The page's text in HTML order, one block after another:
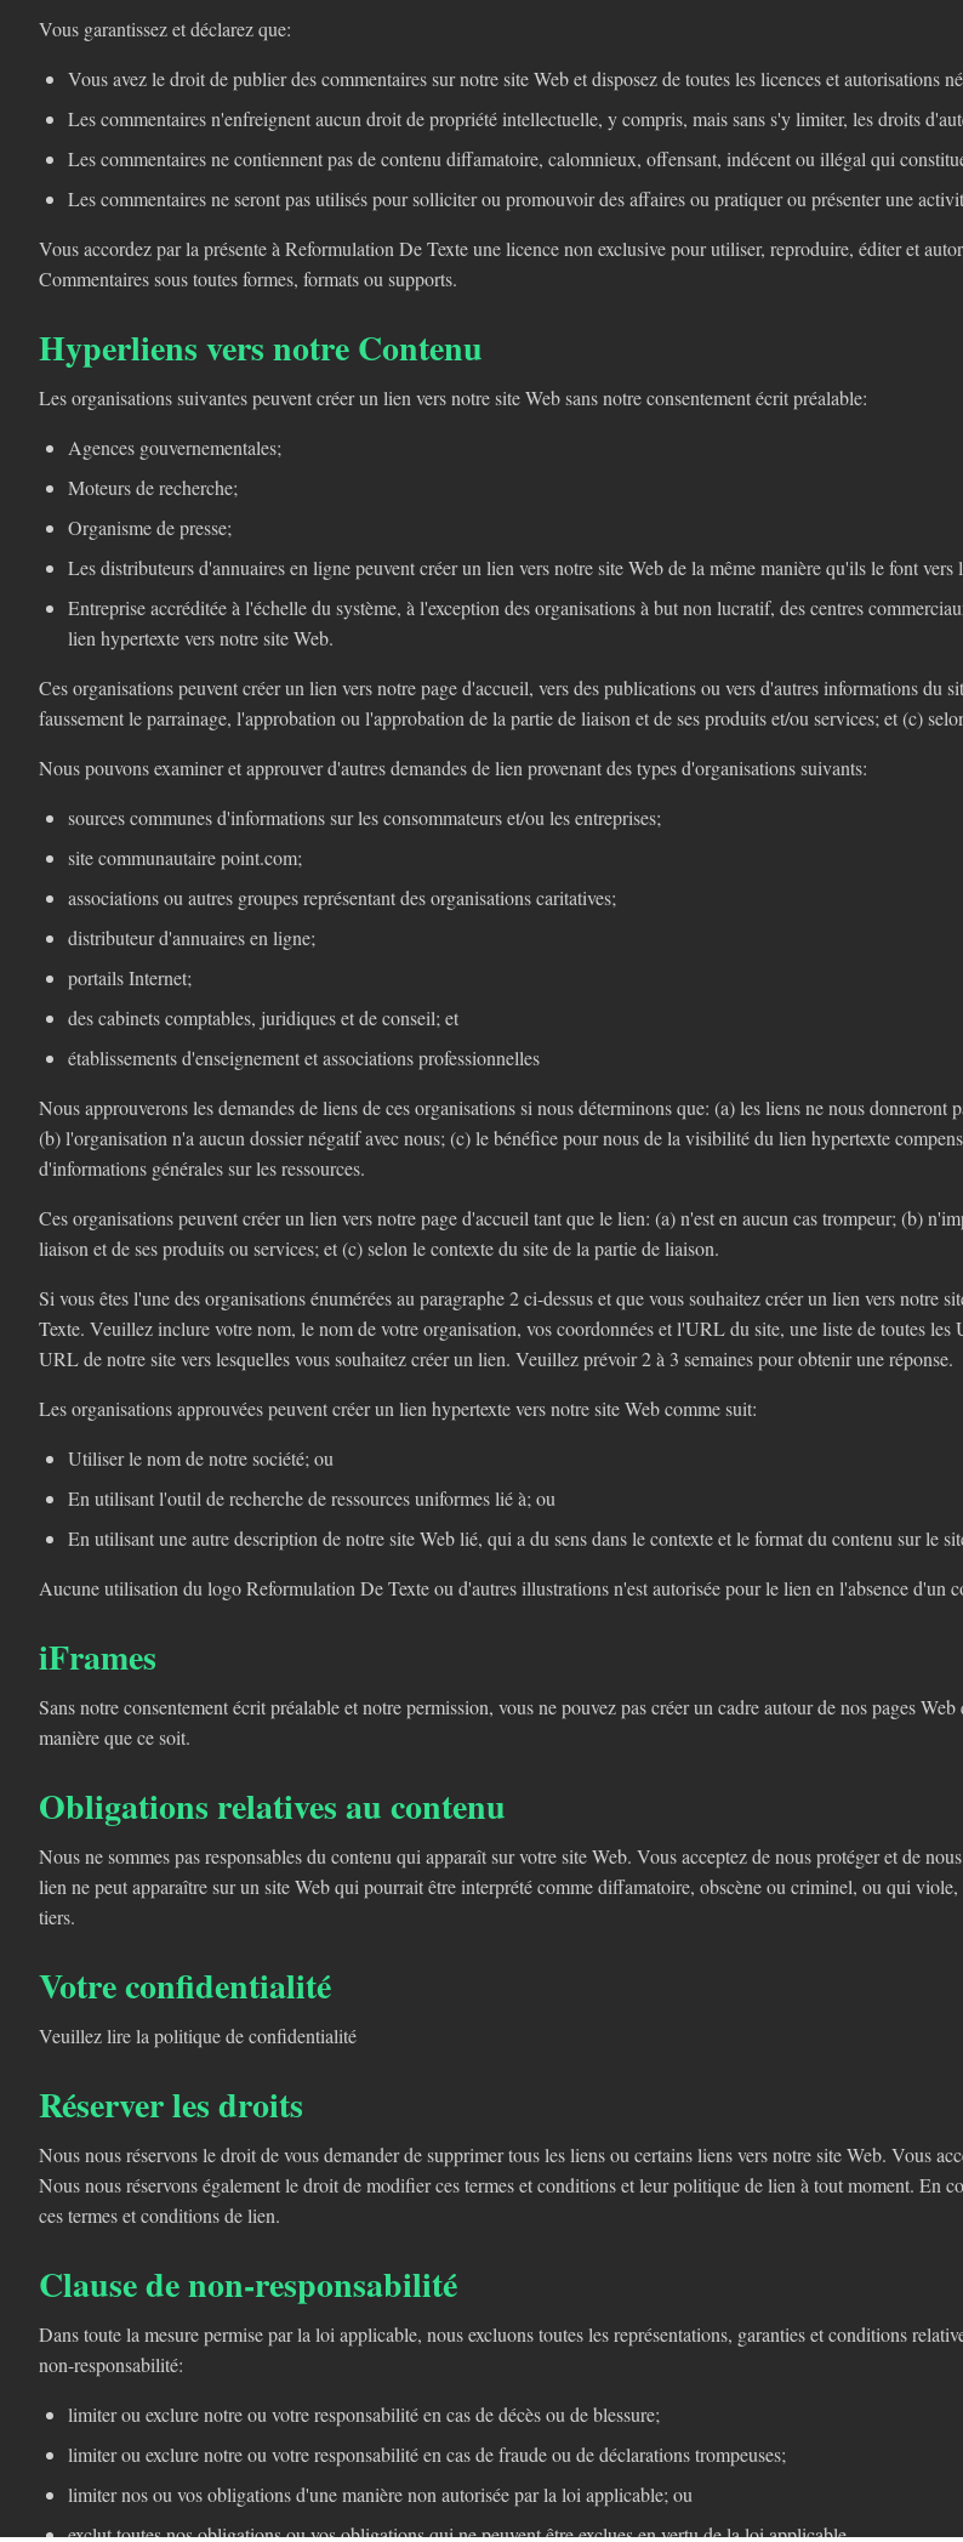
Vous garantissez et déclarez que:
Vous avez le droit de publier des commentaires sur notre site Web et disposez de toutes les licences et autorisations
Les commentaires n'enfreignent aucun droit de propriété intellectuelle, y compris, mais sans s'y limiter, les droits
Les commentaires ne contiennent pas de contenu diffamatoire, calomnieux, offensant, indécent ou illégal qui
Les commentaires ne seront pas utilisés pour solliciter ou promouvoir des affaires ou pratiquer ou présenter une
Vous accordez par la présente à Reformulation De Texte une licence non exclusive pour utiliser, reproduire, éditer et
Commentaires sous toutes formes, formats ou supports.
Hyperliens vers notre Contenu
Les organisations suivantes peuvent créer un lien vers notre site Web sans notre consentement écrit préalable:
Agences gouvernementales;
Moteurs de recherche;
Organisme de presse;
Les distributeurs d'annuaires en ligne peuvent créer un lien vers notre site Web de la même manière qu'ils le font vers
Entreprise accréditée à l'échelle du système, à l'exception des organisations à but non lucratif, des centres
lien hypertexte vers notre site Web.
Ces organisations peuvent créer un lien vers notre page d'accueil, vers des publications ou vers d'autres informations du
faussement le parrainage, l'approbation ou l'approbation de la partie de liaison et de ses produits et/ou services; et (c)
Nous pouvons examiner et approuver d'autres demandes de lien provenant des types d'organisations suivants:
sources communes d'informations sur les consommateurs et/ou les entreprises;
site communautaire point.com;
associations ou autres groupes représentant des organisations caritatives;
distributeur d'annuaires en ligne;
portails Internet;
des cabinets comptables, juridiques et de conseil; et
établissements d'enseignement et associations professionnelles
Nous approuverons les demandes de liens de ces organisations si nous déterminons que: (a) les liens ne nous donneront
(b) l'organisation n'a aucun dossier négatif avec nous; (c) le bénéfice pour nous de la visibilité du lien hypertexte
d'informations générales sur les ressources.
Ces organisations peuvent créer un lien vers notre page d'accueil tant que le lien: (a) n'est en aucun cas trompeur; (b)
liaison et de ses produits ou services; et (c) selon le contexte du site de la partie de liaison.
Si vous êtes l'une des organisations énumérées au paragraphe 2 ci-dessus et que vous souhaitez créer un lien vers
Texte. Veuillez inclure votre nom, le nom de votre organisation, vos coordonnées et l'URL du site, une liste de toutes
URL de notre site vers lesquelles vous souhaitez créer un lien. Veuillez prévoir 2 à 3 semaines pour obtenir une réponse.
Les organisations approuvées peuvent créer un lien hypertexte vers notre site Web comme suit:
Utiliser le nom de notre société; ou
En utilisant l'outil de recherche de ressources uniformes lié à; ou
En utilisant une autre description de notre site Web lié, qui a du sens dans le contexte et le format du contenu sur le
Aucune utilisation du logo Reformulation De Texte ou d'autres illustrations n'est autorisée pour le lien en l'absence d'un
iFrames
Sans notre consentement écrit préalable et notre permission, vous ne pouvez pas créer un cadre autour de nos pages
manière que ce soit.
Obligations relatives au contenu
Nous ne sommes pas responsables du contenu qui apparaît sur votre site Web. Vous acceptez de nous protéger et de
lien ne peut apparaître sur un site Web qui pourrait être interprété comme diffamatoire, obscène ou criminel, ou qui
tiers.
Votre confidentialité
Veuillez lire la politique de confidentialité
Réserver les droits
Nous nous réservons le droit de vous demander de supprimer tous les liens ou certains liens vers notre site Web. Vous
Nous nous réservons également le droit de modifier ces termes et conditions et leur politique de lien à tout moment. En
ces termes et conditions de lien.
Clause de non-responsabilité
Dans toute la mesure permise par la loi applicable, nous excluons toutes les représentations, garanties et conditions
non-responsabilité:
limiter ou exclure notre ou votre responsabilité en cas de décès ou de blessure;
limiter ou exclure notre ou votre responsabilité en cas de fraude ou de déclarations trompeuses;
limiter nos ou vos obligations d'une manière non autorisée par la loi applicable; ou
exclut toutes nos obligations ou vos obligations qui ne peuvent être exclues en vertu de la loi applicable.